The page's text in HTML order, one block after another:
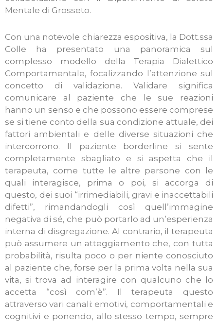
Mentale di Grosseto.
Con una notevole chiarezza espositiva, la Dott.ssa
Colle ha presentato una panoramica sul
complesso modello della Terapia Dialettico
Comportamentale, focalizzando l’attenzione sul
concetto di validazione. Validare significa
comunicare al paziente che le sue reazioni
hanno un senso e che possono essere comprese
se si tiene conto della sua condizione attuale, dei
fattori ambientali e delle diverse situazioni che
intercorrono. Il paziente borderline si sente
completamente sbagliato e si aspetta che il
terapeuta, come tutte le altre persone con le
quali interagisce, prima o poi, si accorga di
questo, dei suoi “irrimediabili, gravi e inaccettabili
difetti”, rimandandogli così quell’immagine
negativa di sé, che può portarlo ad un’esperienza
interna di disgregazione. Al contrario, il terapeuta
può assumere un atteggiamento che, con tutta
probabilità, risulta poco o per niente conosciuto
al paziente che, forse per la prima volta nella sua
vita, si trova ad interagire con qualcuno che lo
accetta “così com’è”. Il terapeuta questo
attraverso vari canali: emotivi, comportamentali e
cognitivi e ponendo, allo stesso tempo, sempre